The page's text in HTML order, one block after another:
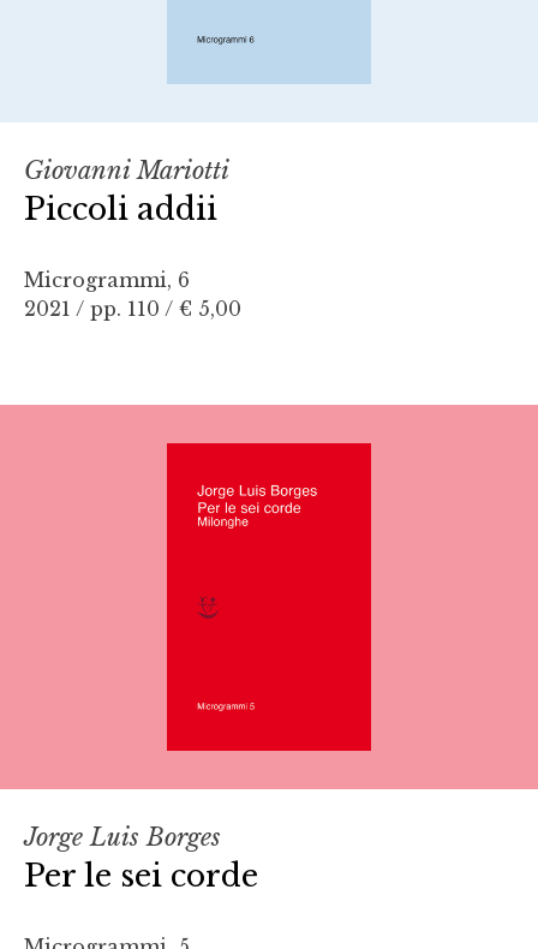
Giovanni Mariotti
Piccoli addii
Microgrammi, 6
2021 / pp. 110 / € 5,00
Jorge Luis Borges
Per le sei corde